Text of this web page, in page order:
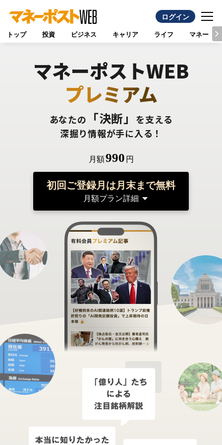
ログイン
トップ 投資 ビジネス キャリア ライフ マネー
マネーポストWEB
プレミアム
あなたの 「決断」
を支える
深掘り情報が手に入る！
月額990 円
初回ご登録月は月末まで無料
月額プラン詳細